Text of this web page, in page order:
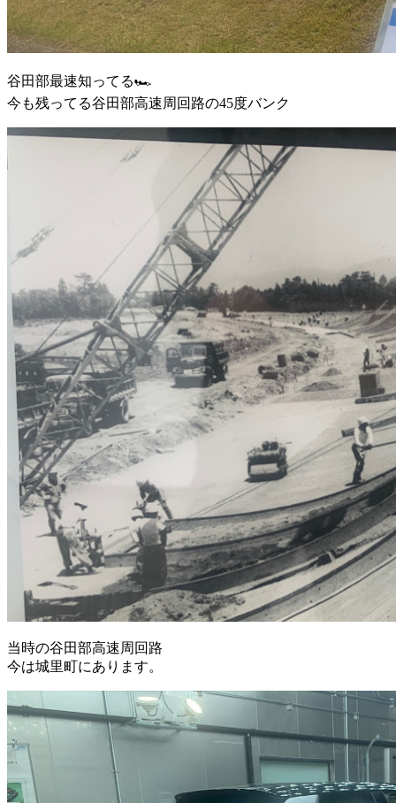
谷田部最速知ってる🏎️
今も残ってる谷田部高速周回路の45度バンク
当時の谷田部高速周回路
今は城里町にあります。